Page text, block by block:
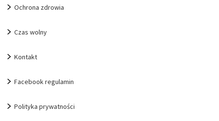
Ochrona zdrowia
Czas wolny
Kontakt
Facebook regulamin
Polityka prywatności